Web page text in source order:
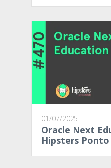
01/07/2025
Oracle Next
Hipsters Ponto